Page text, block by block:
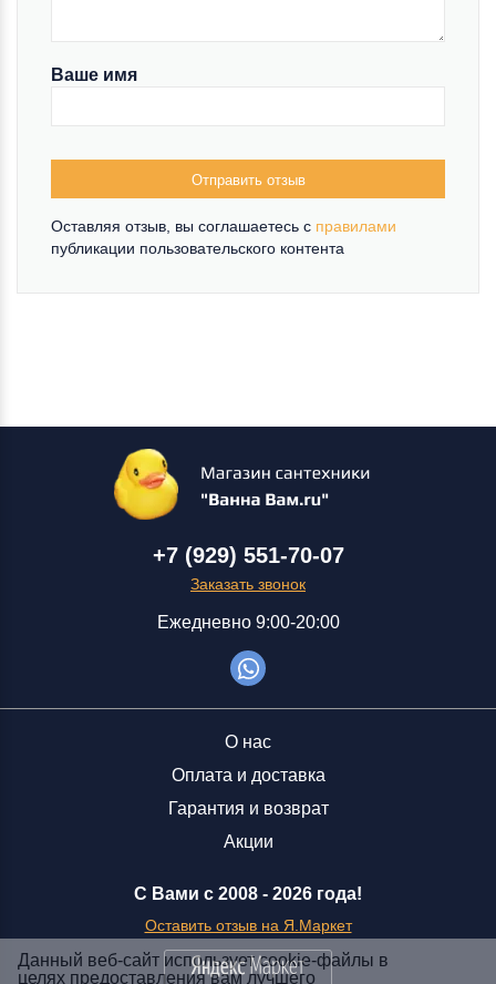
Ваше имя
Отправить отзыв
Оставляя отзыв, вы соглашаетесь c правилами
публикации пользовательского контента
+7 (929) 551-70-07
Заказать звонок
Ежедневно 9:00-20:00
С Вами с 2008 - 2026 года!
Оставить отзыв на Я.Маркет
О нас
Оплата и доставка
Гарантия и возврат
Акции
Данный веб-сайт использует cookie-файлы в
целях предоставления вам лучшего